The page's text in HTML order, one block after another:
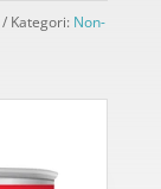
Kategori: Non-